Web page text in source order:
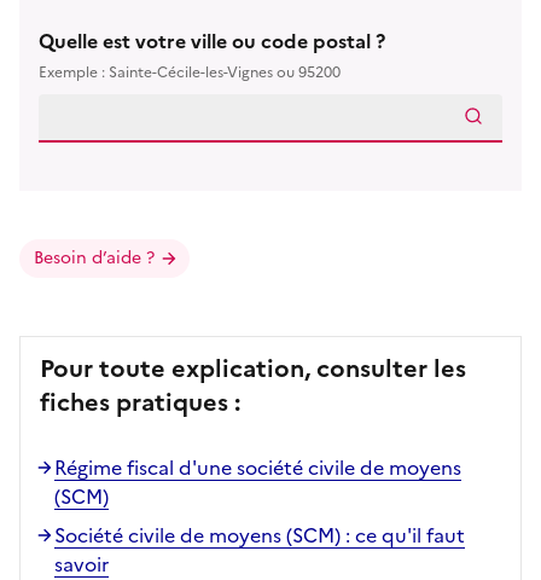
Quelle est votre ville ou code postal ?
Exemple : Sainte-Cécile-les-Vignes ou 95200
Besoin d’aide ?
Pour toute explication, consulter les
fiches pratiques :
Régime fiscal d'une société civile de moyens
(SCM)
Société civile de moyens (SCM) : ce qu'il faut
savoir